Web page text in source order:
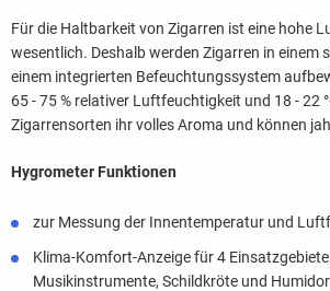
Für die Haltbarkeit von Zigarren ist eine hohe
wesentlich. Deshalb werden Zigarren in einem
einem integrierten Befeuchtungssystem
65 - 75 % relativer Luftfeuchtigkeit und 18 - 22
Zigarrensorten ihr volles Aroma und können
Hygrometer Funktionen
zur Messung der Innentemperatur und
Klima-Komfort-Anzeige für 4
Musikinstrumente, Schildkröte und Humidor